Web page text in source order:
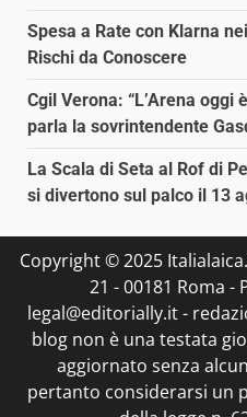
Spesa a Rate con Klarna
Rischi da Conoscere
Cgil Verona: “L’Arena oggi
parla la sovrintendente
La Scala di Seta al Rof di
si divertono sul palco il 13
Copyright © 2025
21 - 00181 Roma -
legal@editorially.it -
blog non è una testata
aggiornato senza
pertanto considerarsi un